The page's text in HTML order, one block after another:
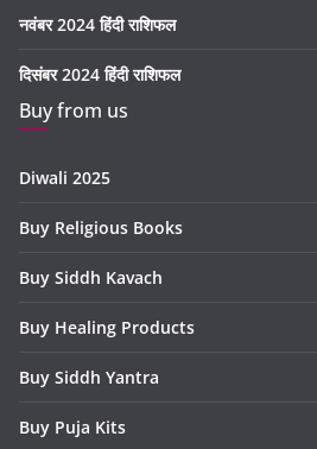
नवंबर 2024 हिंदी राशिफल
दिसंबर 2024 हिंदी राशिफल
Buy from us
Diwali 2025
Buy Religious Books
Buy Siddh Kavach
Buy Healing Products
Buy Siddh Yantra
Buy Puja Kits